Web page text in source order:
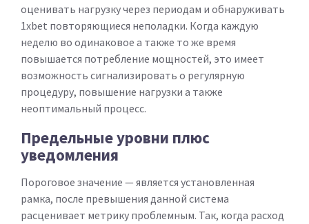
оценивать нагрузку через периодам и обнаруживать
1xbet повторяющиеся неполадки. Когда каждую
неделю во одинаковое а также то же время
повышается потребление мощностей, это имеет
возможность сигнализировать о регулярную
процедуру, повышение нагрузки а также
неоптимальный процесс.
Предельные уровни плюс
уведомления
Пороговое значение — является установленная
рамка, после превышения данной система
расценивает метрику проблемным. Так, когда расход